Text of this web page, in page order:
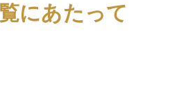
ラミッドは？
にあたって